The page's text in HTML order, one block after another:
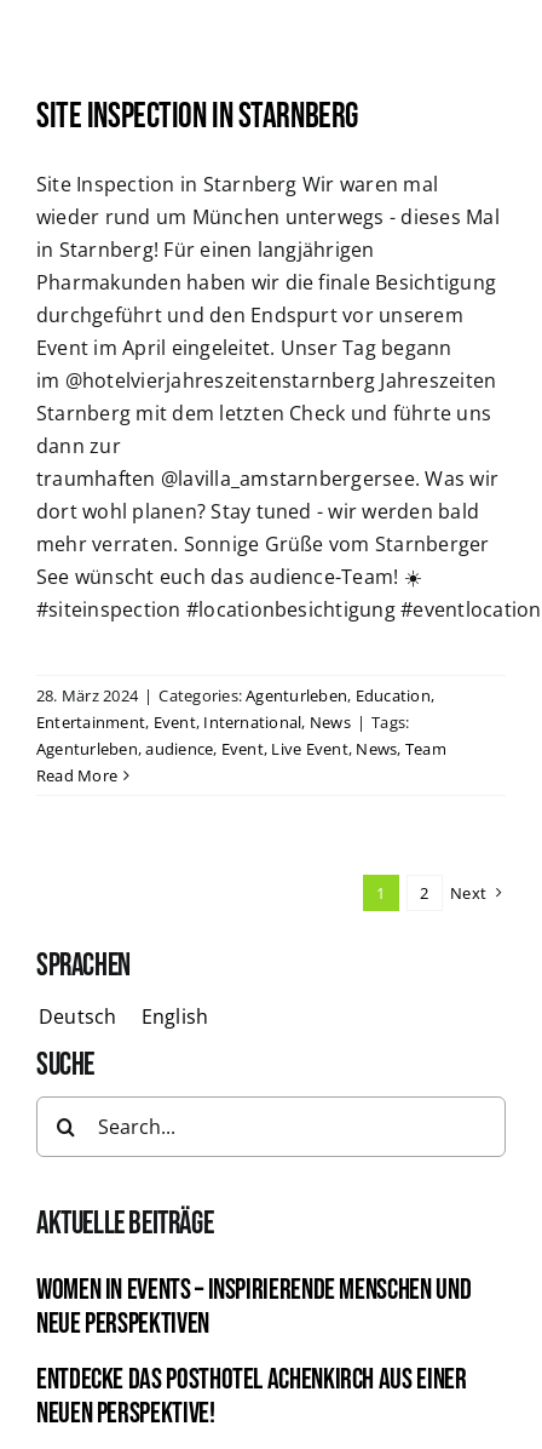
Site Inspection in Starnberg
Site Inspection in Starnberg Wir waren mal
wieder rund um München unterwegs - dieses Mal
in Starnberg! Für einen langjährigen
Pharmakunden haben wir die finale Besichtigung
durchgeführt und den Endspurt vor unserem
Event im April eingeleitet. Unser Tag begann
im @hotelvierjahreszeitenstarnberg Jahreszeiten
Starnberg mit dem letzten Check und führte uns
dann zur
traumhaften @lavilla_amstarnbergersee. Was wir
dort wohl planen? Stay tuned - wir werden bald
mehr verraten. Sonnige Grüße vom Starnberger
See wünscht euch das audience-Team! ☀️
#siteinspection #locationbesichtigung
28. März 2024 | Categories:Agenturleben, Education,
Entertainment, Event, International, News | Tags:
Agenturleben,audience, Event, Live Event, News, Team
Read More
1 2 Next
SPRACHEN
Deutsch English
SUCHE
Search
for:
AKTUELLE BEITRÄGE
Women in Events – Inspirierende Menschen und
neue Perspektiven
Entdecke das Posthotel Achenkirch aus einer
neuen Perspektive!